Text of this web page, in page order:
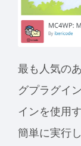
最も人気の
グプラグイ
インを使用
簡単に実行